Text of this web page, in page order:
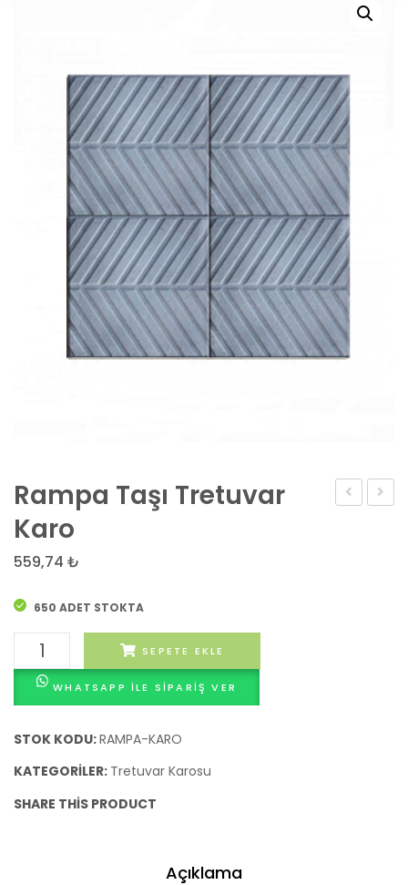
Rampa Taşı Tretuvar
Karo
559,74 ₺
650 ADET STOKTA
Rampa
Taşı
Tretuvar
adet
SEPETE EKLE
WHATSAPP ILE SIPARIŞ VER
STOK KODU:RAMPA-KARO
KATEGORILER: Tretuvar Karosu
SHARE THIS PRODUCT
Açıklama